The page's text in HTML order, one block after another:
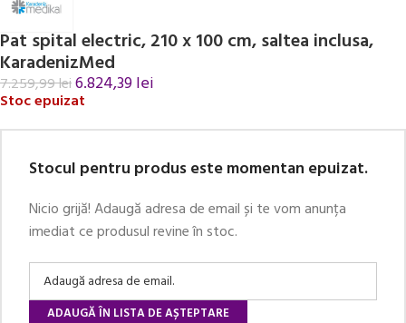
Pat spital electric, 210 x 100 cm, saltea inclusa,
KaradenizMed
7.259,99lei6.824,39lei
Stoc epuizat
Stocul pentru produs este momentan epuizat.
Nicio grijă! Adaugă adresa de email și te vom anunța
imediat ce produsul revine în stoc.
ADAUGĂ ÎN LISTA DE AȘTEPTARE